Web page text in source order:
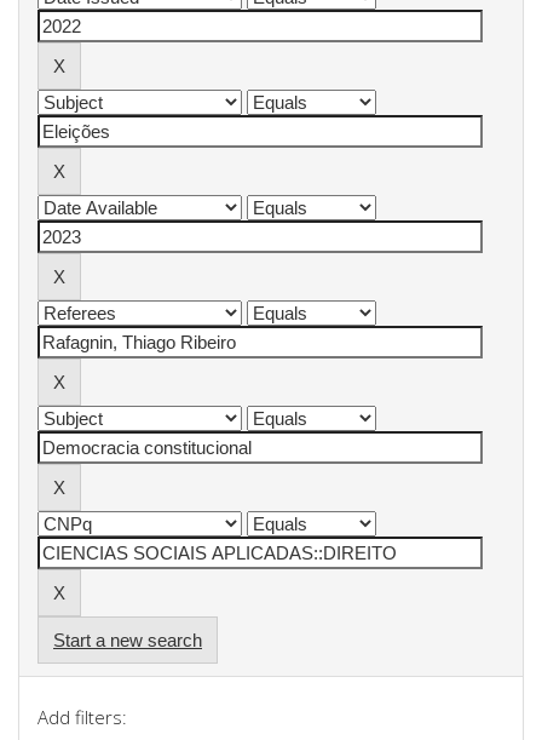
Start a new search
Add filters: